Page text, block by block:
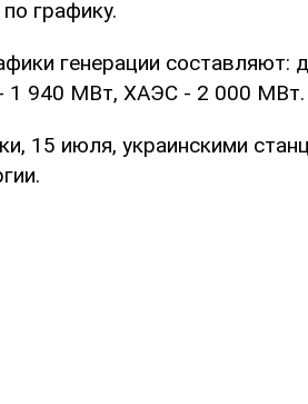
графику.
генерации
940 МВт, ХАЭС - 2 000 МВт.
15 июля, украинскими